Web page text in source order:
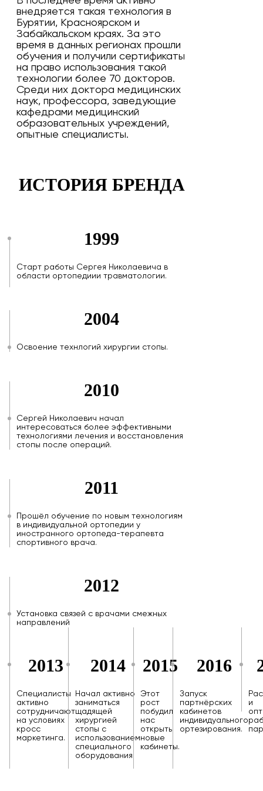
внедряется такая технология в
Бурятии, Красноярском и
Забайкальском краях. За это
время в данных регионах прошли
обучения и получили сертификаты
на право использования такой
технологии более 70 докторов.
Среди них доктора медицинских
наук, профессора, заведующие
кафедрами медицинский
образовательных учреждений,
опытные специалисты.
ИСТОРИЯ БРЕНДА
1999
Старт работы Сергея Николаевича в
области ортопедиии травматологии.
2004
Освоение технлогий хирургии стопы.
2010
Сергей Николаевич начал
интересоваться более эффективными
технологиями лечения и восстановления
стопы после операций.
2011
Прошёл обучение по новым технологиям
в индивидуальной ортопедии у
иностранного ортопеда-терапевта
спортивного врача.
2012
Установка связей с врачами смежных
направлений
2013
Специалисты
активно
сотрудничают
на условиях
кросс
маркетинга.
2014
Начал активно
заниматься
щадящей
хирургией
стопы с
использованием
специального
оборудования.
2015
Этот
рост
побудил
нас
открыть
новые
кабинеты.
2016
Запуск
партнёрских
кабинетов
индивидуального
ортезирования.
и